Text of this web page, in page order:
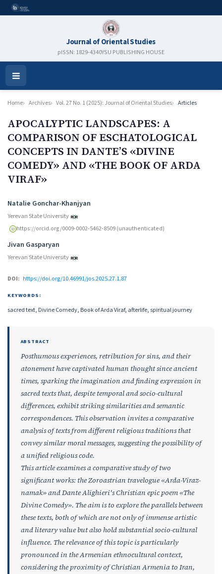
Journal of Oriental Studies
pISSN: 1829-4340YSU PUBLISHING HOUSE
Open
Menu
Home Archives Vol. 27 No. 1 (2025): Journal of Oriental Studies Articles
APOCALYPTIC LANDSCAPES: A
COMPARISON OF ESCHATOLOGICAL
CONCEPTS IN DANTE’S «DIVINE
COMEDY» AND «THE BOOK OF ARDA
VIRAF»
Authors
Natalie Gonchar-Khanjyan
Yerevan State University
https://orcid.org/0009-0002-5462-8509 (unauthenticated)
Jivan Gasparyan
Yerevan State University
DOI: https://doi.org/10.46991/jos.2025.27.1.87
KEYWORDS:
sacred text, Divine Comedy, Book of Arda Viraf, afterlife, spiritual journey
ABSTRACT
Posthumous experiences, retribution for sins, and their
atonement have captivated human thought since ancient
times, sparking the imagination and finding expression in
sacred texts that, despite temporal and socio-cultural
differences, exhibit striking similarities and semantic
correspondences. This observation invites a comparative
analysis of texts from different religious traditions that
convey similar moral messages, suggesting the possibility of
a unified religious code.
This article examines a comparative study of two
significant works: the Zoroastrian travelogue «Arda-Viraz-
namak» and Dante Alighieri's Christian epic poem «The
Divine Comedy». The aim is to explore the parallels between
these texts, both of which are not only of immense artistic
and literary value but also hold substantial socio-cultural
influence. The relevance of this topic is particularly
pronounced in the Armenian ethnocultural context,
considering the proximity of Christian Armenia to Iran,